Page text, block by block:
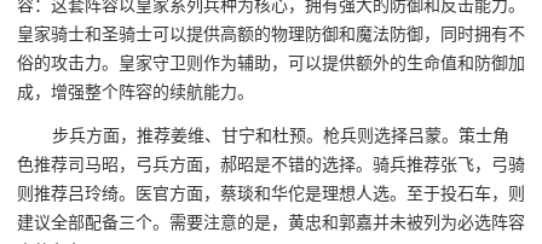
容：这套阵容以皇家系列兵种为核心，拥有强大的防御和反击能力。
皇家骑士和圣骑士可以提供高额的物理防御和魔法防御，同时拥有不
俗的攻击力。皇家守卫则作为辅助，可以提供额外的生命值和防御加
成，增强整个阵容的续航能力。
步兵方面，推荐姜维、甘宁和杜预。枪兵则选择吕蒙。策士角
色推荐司马昭，弓兵方面，郝昭是不错的选择。骑兵推荐张飞，弓骑
则推荐吕玲绮。医官方面，蔡琰和华佗是理想人选。至于投石车，则
建议全部配备三个。需要注意的是，黄忠和郭嘉并未被列为必选阵容